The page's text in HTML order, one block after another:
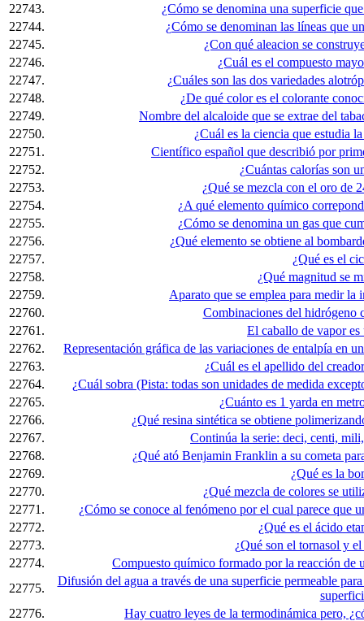
22743.
¿Cómo se denomina una superficie
22744.
¿Cómo se denominan las líneas que
22745.
¿Con qué aleacion se
22746.
¿Cuál es el compuesto
22747.
¿Cuáles son las dos variedades
22748.
¿De qué color es el colorante
22749.
Nombre del alcaloide que se extrae del
22750.
¿Cuál es la ciencia que estudia
22751.
Científico español que describió por
22752.
¿Cuántas calorías son
22753.
¿Qué se mezcla con el oro de
22754.
¿A qué elemento químico
22755.
¿Cómo se denomina un gas que
22756.
¿Qué elemento se obtiene al
22757.
¿Qué es el
22758.
¿Qué magnitud se
22759.
Aparato que se emplea para medir la
22760.
Combinaciones del hidrógeno
22761.
El caballo de vapor es
22762.
Representación gráfica de las variaciones de entalpía en
22763.
¿Cuál es el apellido del
22764.
¿Cuál sobra (Pista: todas son unidades de medida
22765.
¿Cuánto es 1 yarda en
22766.
¿Qué resina sintética se obtiene
22767.
Continúa la serie: deci, centi,
22768.
¿Qué ató Benjamin Franklin a su cometa
22769.
¿Qué es la
22770.
¿Qué mezcla de colores se
22771.
¿Cómo se conoce al fenómeno por el cual parece que
22772.
¿Qué es el ácido
22773.
¿Qué son el tornasol y
22774.
Compuesto químico formado por la reacción de
22775.
Difusión del agua a través de una superficie permeable
22776.
Hay cuatro leyes de la termodinámica pero,